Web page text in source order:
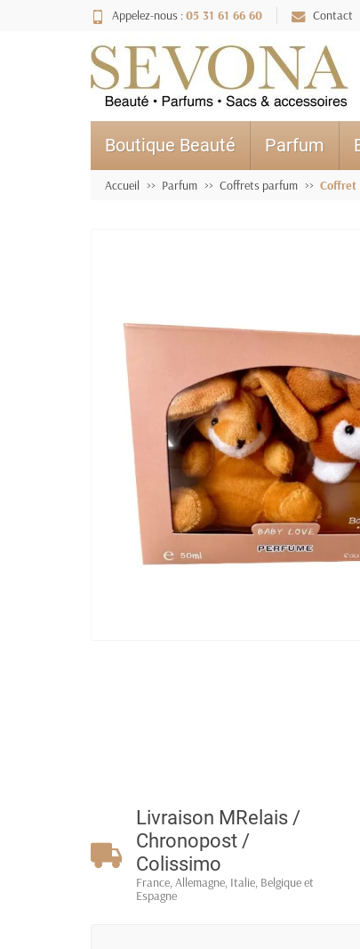
Appelez-nous :05 31 61 66 60 Contact
Boutique Beauté Parfum
Accueil Parfum Coffrets parfum Coffret
Livraison MRelais /
Chronopost /
Colissimo
France, Allemagne, Italie, Belgique et
Espagne